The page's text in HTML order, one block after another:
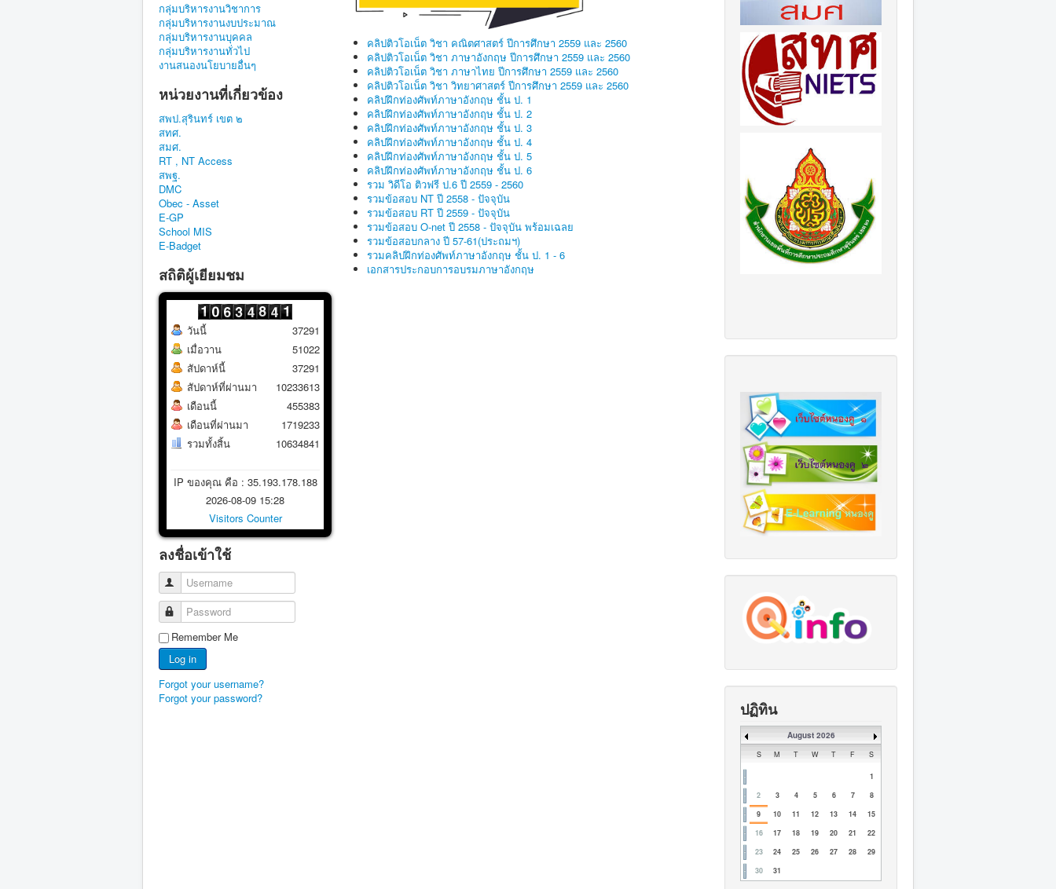
กลุ่มบริหารงานวิชาการ
กลุ่มบริหารงานงบประมาณ
กลุ่มบริหารงานบุคคล
กลุ่มบริหารงานทั่วไป
งานสนองนโยบายอื่นๆ
หน่วยงานที่เกี่ยวข้อง
สพป.สุรินทร์ เขต ๒
สทศ.
สมศ.
RT , NT Access
สพฐ.
DMC
Obec - Asset
E-GP
School MIS
E-Badget
สถิติผู้เยียมชม
วันนี้
เมื่อวาน
สัปดาห์นี้
สัปดาห์ที่ผ่านมา
เดือนนี้
เดือนที่ผ่านมา
รวมทั้งสิ้น
37291
51022
37291
10233613
455383
1719233
10634841
IP ของคุณ คือ : 35.193.178.188
2026-08-09 15:28
Visitors Counter
ลงชื่อเข้าใช้
Username
Password
Remember Me
Log in
Forgot your username?
Forgot your password?
คลิปติวโอเน็ต วิชา คณิตศาสตร์ ปีการศึกษา 2559 และ 2560
คลิปติวโอเน็ต วิชา ภาษาอังกฤษ ปีการศึกษา 2559 และ 2560
คลิปติวโอเน็ต วิชา ภาษาไทย ปีการศึกษา 2559 และ 2560
คลิปติวโอเน็ต วิชา วิทยาศาสตร์ ปีการศึกษา 2559 และ 2560
คลิปฝึกท่องศัพท์ภาษาอังกฤษ ชั้น ป. 1
คลิปฝึกท่องศัพท์ภาษาอังกฤษ ชั้น ป. 2
คลิปฝึกท่องศัพท์ภาษาอังกฤษ ชั้น ป. 3
คลิปฝึกท่องศัพท์ภาษาอังกฤษ ชั้น ป. 4
คลิปฝึกท่องศัพท์ภาษาอังกฤษ ชั้น ป. 5
คลิปฝึกท่องศัพท์ภาษาอังกฤษ ชั้น ป. 6
รวม วิดีโอ ติวฟรี ป.6 ปี 2559 - 2560
รวมข้อสอบ NT ปี 2558 - ปัจจุบัน
รวมข้อสอบ RT ปี 2559 - ปัจจุบัน
รวมข้อสอบ O-net ปี 2558 - ปัจจุบัน พร้อมเฉลย
รวมข้อสอบกลาง ปี 57-61(ประถมฯ)
รวมคลิปฝึกท่องศัพท์ภาษาอังกฤษ ชั้น ป. 1 - 6
เอกสารประกอบการอบรมภาษาอังกฤษ
ปฏิทิน
August 2026
S M T W T F S
1
2
3 4 5 6 7
8
9
10 11 12 13 14
15
16
17 18 19 20 21
22
23
24 25 26 27 28
29
30
31